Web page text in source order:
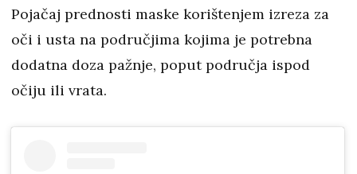
Pojačaj prednosti maske korištenjem izreza za
oči i usta na područjima kojima je potrebna
dodatna doza pažnje, poput područja ispod
očiju ili vrata.